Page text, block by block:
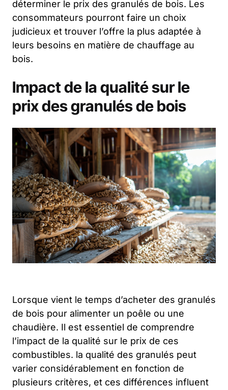
déterminer le prix des granulés de bois. Les
consommateurs pourront faire un choix
judicieux et trouver l’offre la plus adaptée à
leurs besoins en matière de chauffage au
bois.
Impact de la qualité sur le
prix des granulés de bois
Lorsque vient le temps d’acheter des granulés
de bois pour alimenter un poêle ou une
chaudière. Il est essentiel de comprendre
l’impact de la qualité sur le prix de ces
combustibles. la qualité des granulés peut
varier considérablement en fonction de
plusieurs critères, et ces différences influent